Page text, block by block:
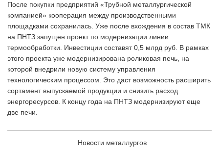
После покупки предприятий «Трубной металлургической
компанией» кооперация между производственными
площадками сохранилась. Уже после вхождения в состав ТМК
на ПНТЗ запущен проект по модернизации линии
термообработки. Инвестиции составят 0,5 млрд руб. В рамках
этого проекта уже модернизирована роликовая печь, на
которой внедрили новую систему управления
технологическим процессом. Это даст возможность расширить
сортамент выпускаемой продукции и снизить расход
энергоресурсов. К концу года на ПНТЗ модернизируют еще
две печи.
Новости металлургов